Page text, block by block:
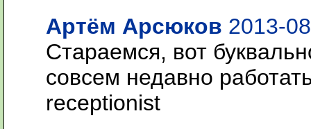
Артём Арсюков 2013-
Стараемся, вот
совсем недавно
receptionist